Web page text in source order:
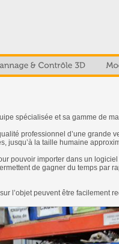
spécialisée et sa gamme de
professionnel d’une grande
jusqu’à la taille humaine
pouvoir importer dans un
de gagner du temps par
l’objet peuvent être facilement